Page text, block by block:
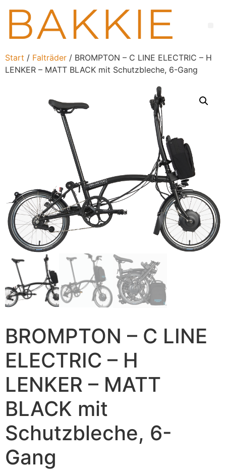
Start / Falträder / BROMPTON – C LINE ELECTRIC – H
LENKER – MATT BLACK mit Schutzbleche, 6-Gang
BROMPTON – C LINE
ELECTRIC – H
LENKER – MATT
BLACK mit
Schutzbleche, 6-
Gang